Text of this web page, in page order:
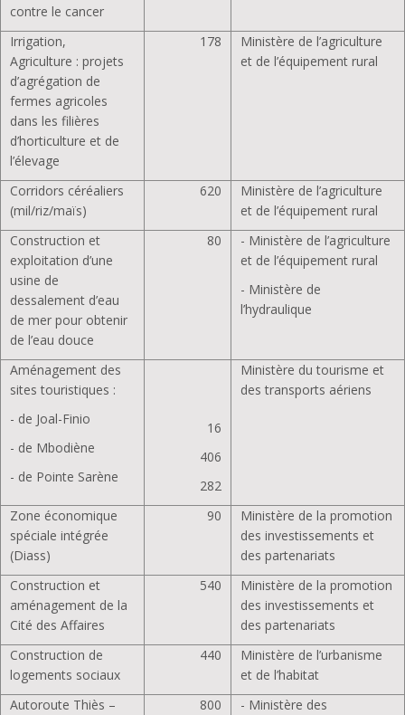
contre le cancer
Irrigation,
Agriculture : projets
d’agrégation de
fermes agricoles
dans les filières
d’horticulture et de
l’élevage
178
Ministère de l’agriculture
et de l’équipement rural
Corridors céréaliers
(mil/riz/maïs)
620
Ministère de l’agriculture
et de l’équipement rural
Construction et
exploitation d’une
usine de
dessalement d’eau
de mer pour obtenir
de l’eau douce
80
- Ministère de l’agriculture
et de l’équipement rural
- Ministère de
l’hydraulique
Aménagement des
sites touristiques :
- de Joal-Finio
- de Mbodiène
- de Pointe Sarène
16
406
282
Ministère du tourisme et
des transports aériens
Zone économique
spéciale intégrée
(Diass)
90
Ministère de la promotion
des investissements et
des partenariats
Construction et
aménagement de la
Cité des Affaires
540
Ministère de la promotion
des investissements et
des partenariats
Construction de
logements sociaux
440
Ministère de l’urbanisme
et de l’habitat
Autoroute Thiès –
800
- Ministère des